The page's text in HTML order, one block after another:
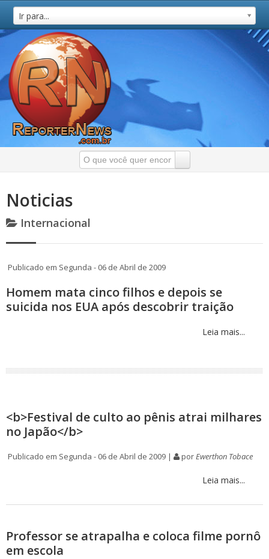
Ir para...
Noticias
Internacional
Publicado em Segunda - 06 de Abril de 2009
Homem mata cinco filhos e depois se
suicida nos EUA após descobrir traição
Leia mais...
<b>Festival de culto ao pênis atrai milhares
no Japão</b>
Publicado em Segunda - 06 de Abril de 2009 | porEwerthon Tobace
Leia mais...
Professor se atrapalha e coloca filme pornô
em escola